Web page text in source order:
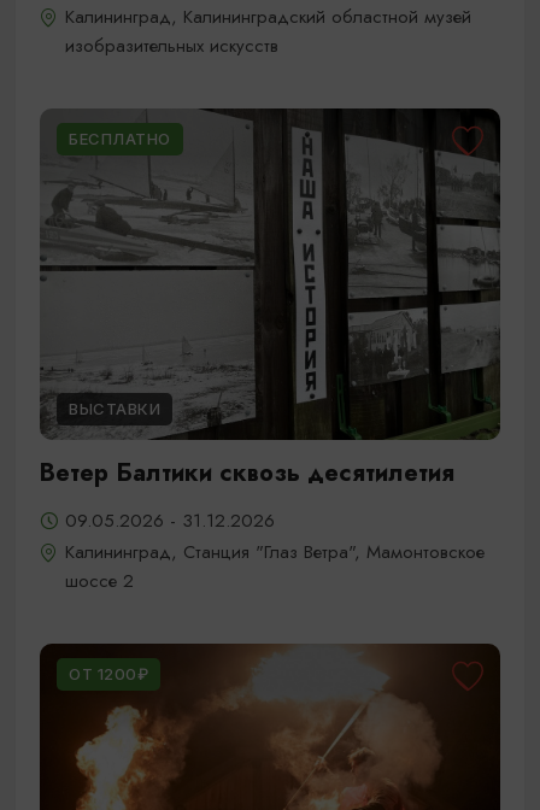
Калининград, Калининградский областной музей
изобразительных искусств
БЕСПЛАТНО
ВЫСТАВКИ
Ветер Балтики сквозь десятилетия
09.05.2026 - 31.12.2026
Калининград, Станция "Глаз Ветра", Мамонтовское
шоссе 2
ОТ 1200₽